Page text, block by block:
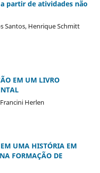
partir de atividades não
Santos, Henrique Schmitt
EM UM LIVRO
Herlen
EM UMA HISTÓRIA EM
FORMAÇÃO DE